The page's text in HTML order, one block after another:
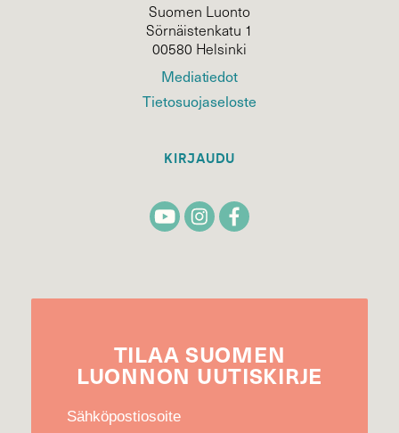
Suomen Luonto
Sörnäistenkatu 1
00580 Helsinki
Mediatiedot
Tietosuojaseloste
KIRJAUDU
TILAA SUOMEN
LUONNON UUTIS­KIRJE
Sähköpostiosoite